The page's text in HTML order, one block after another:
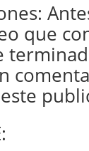
que